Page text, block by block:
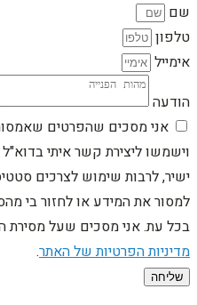
שם
טלפון
אימייל
הודעה
אני מסכים שהפרטים
וישמשו ליצירת קשר איתי
ישיר, לרבות שימוש לצרכים
למסור את המידע או לחזור בי
בכל עת. אני מסכים שעל מסירת
מדיניות הפרטיות של האתר.
שליחה